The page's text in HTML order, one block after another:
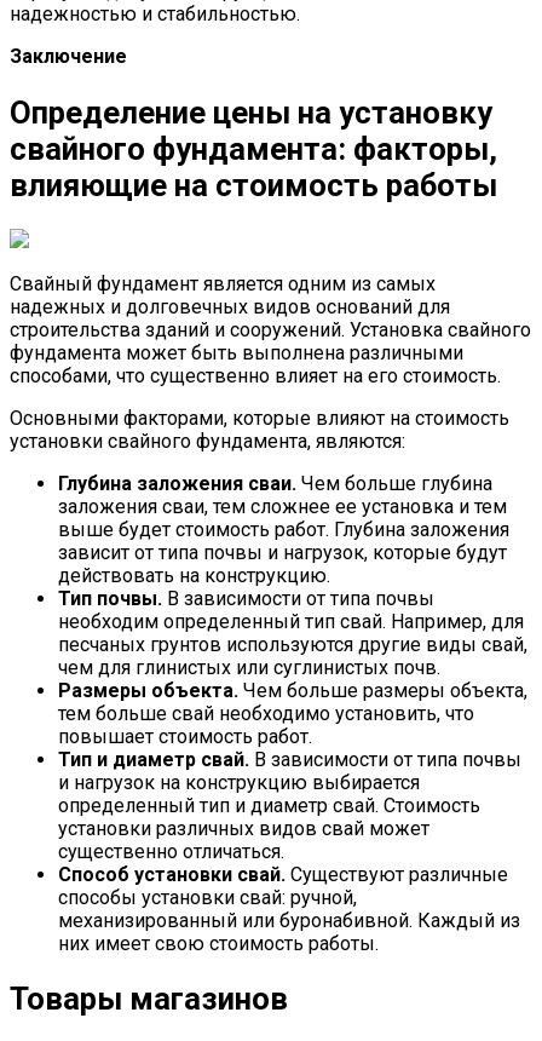
надежностью и стабильностью.
Заключение
Определение цены на установку
свайного фундамента: факторы,
влияющие на стоимость работы
Свайный фундамент является одним из самых
надежных и долговечных видов оснований для
строительства зданий и сооружений. Установка свайного
фундамента может быть выполнена различными
способами, что существенно влияет на его стоимость.
Основными факторами, которые влияют на стоимость
установки свайного фундамента, являются:
Глубина заложения сваи. Чем больше глубина
заложения сваи, тем сложнее ее установка и тем
выше будет стоимость работ. Глубина заложения
зависит от типа почвы и нагрузок, которые будут
действовать на конструкцию.
Тип почвы. В зависимости от типа почвы
необходим определенный тип свай. Например, для
песчаных грунтов используются другие виды свай,
чем для глинистых или суглинистых почв.
Размеры объекта. Чем больше размеры объекта,
тем больше свай необходимо установить, что
повышает стоимость работ.
Тип и диаметр свай. В зависимости от типа почвы
и нагрузок на конструкцию выбирается
определенный тип и диаметр свай. Стоимость
установки различных видов свай может
существенно отличаться.
Способ установки свай. Существуют различные
способы установки свай: ручной,
механизированный или буронабивной. Каждый из
них имеет свою стоимость работы.
Товары магазинов